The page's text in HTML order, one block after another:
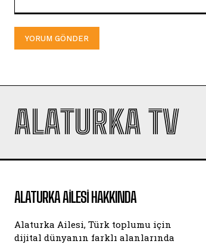
ALATURKA TV
ALATURKA AILESI HAKKINDA
Alaturka Ailesi, Türk toplumu için
dijital dünyanın farklı alanlarında